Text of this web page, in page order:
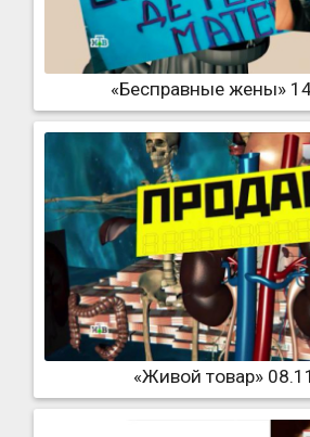
«Бесправные жены»
«Живой товар»